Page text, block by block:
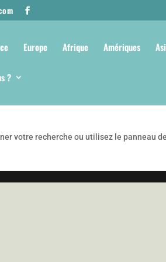
Europe Afrique Amériques
?
votre recherche ou utilisez le panneau